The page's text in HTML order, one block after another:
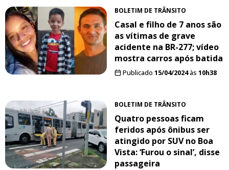
BOLETIM DE TRÂNSITO
Casal e filho de 7 anos são
as vítimas de grave
acidente na BR-277; vídeo
mostra carros após batida
Publicado 15/04/2024às 10h38
BOLETIM DE TRÂNSITO
Quatro pessoas ficam
feridos após ônibus ser
atingido por SUV no Boa
Vista: ‘Furou o sinal’, disse
passageira